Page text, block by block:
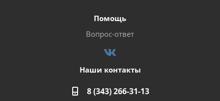
Помощь
Вопрос-ответ
Наши контакты
8 (343) 266-31-13